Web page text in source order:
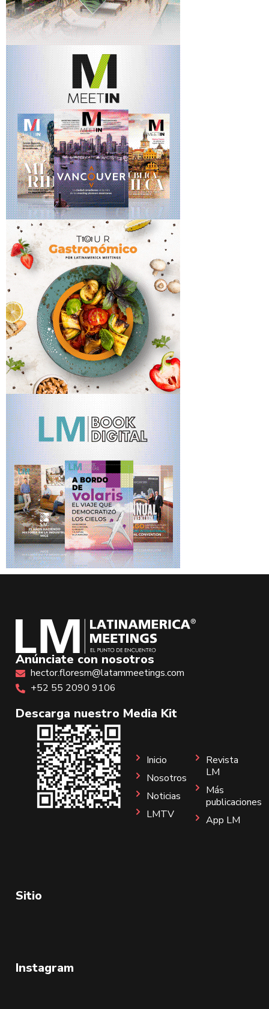
Anúnciate con nosotros
hector.floresm@latammeetings.com
+52 55 2090 9106
Descarga nuestro Media Kit
Sitio
Inicio
Nosotros
Noticias
LMTV
Revista
LM
Más
publicaciones
App LM
Instagram